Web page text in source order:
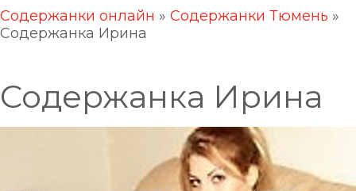
Содержанки онлайн » Содержанки Тюмень »
Содержанка Ирина
Содержанка Ирина